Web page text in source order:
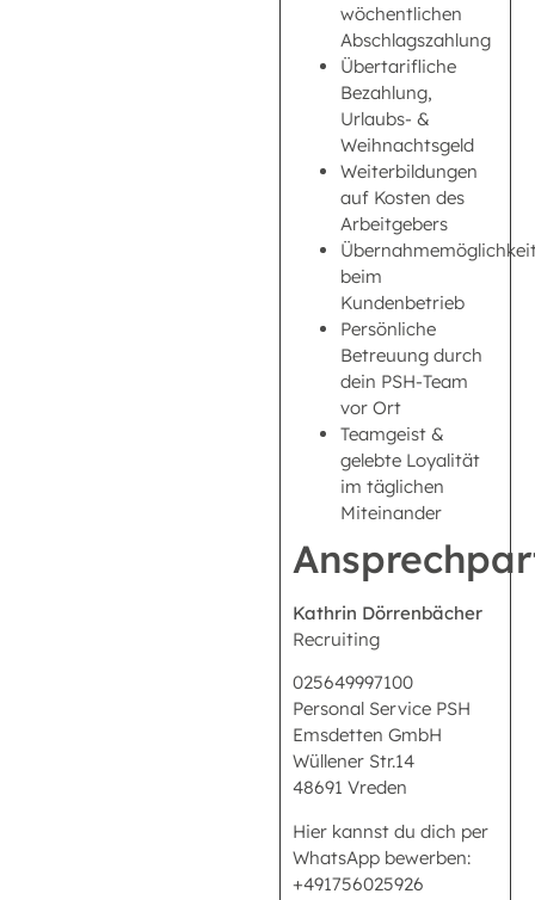
wöchentlichen
Abschlagszahlung
Übertarifliche
Bezahlung,
Urlaubs- &
Weihnachtsgeld
Weiterbildungen
auf Kosten des
Arbeitgebers
beim
Kundenbetrieb
Persönliche
Betreuung durch
dein PSH-Team
vor Ort
Teamgeist &
gelebte Loyalität
im täglichen
Miteinander
Kathrin Dörrenbächer
Recruiting
025649997100
Personal Service PSH
Emsdetten GmbH
Wüllener Str.14
48691 Vreden
Hier kannst du dich per
WhatsApp bewerben:
+491756025926